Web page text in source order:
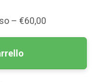
– €60,00